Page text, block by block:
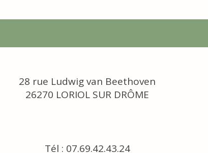
28 rue Ludwig van Beethoven
26270 LORIOL SUR DRÔME
Tél : 07.69.42.43.24